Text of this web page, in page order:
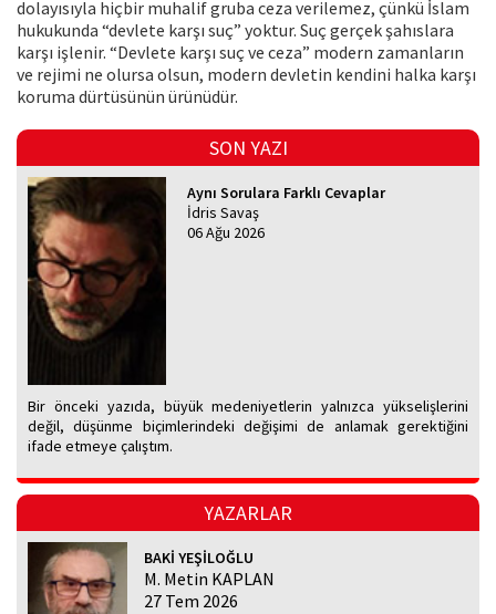
dolayısıyla hiçbir muhalif gruba ceza verilemez, çünkü İslam
hukukunda “devlete karşı suç” yoktur. Suç gerçek şahıslara
karşı işlenir. “Devlete karşı suç ve ceza” modern zamanların
ve rejimi ne olursa olsun, modern devletin kendini halka karşı
koruma dürtüsünün ürünüdür.
SON YAZI
Aynı Sorulara Farklı Cevaplar
İdris Savaş
06 Ağu 2026
Bir önceki yazıda, büyük medeniyetlerin yalnızca yükselişlerini
değil, düşünme biçimlerindeki değişimi de anlamak gerektiğini
ifade etmeye çalıştım.
YAZARLAR
BAKİ YEŞİLOĞLU
M. Metin KAPLAN
27 Tem 2026